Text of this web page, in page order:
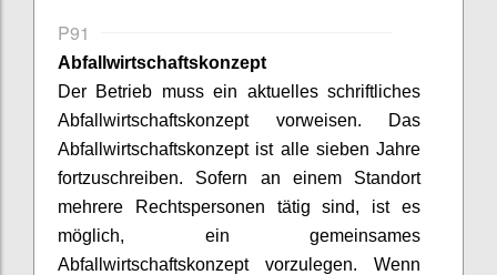
P91
Abfallwirtschaftskonzept
Der Betrieb muss ein aktuelles schriftliches
Abfallwirtschaftskonzept vorweisen.
Das
Abfallwirtschaftskonzept ist alle sieben Jahre
fortzuschreiben. Sofern an einem Standort
mehrere Rechtspersonen tätig sind, ist es
möglich, ein gemeinsames
Abfallwirtschaftskonzept vorzulegen. Wenn